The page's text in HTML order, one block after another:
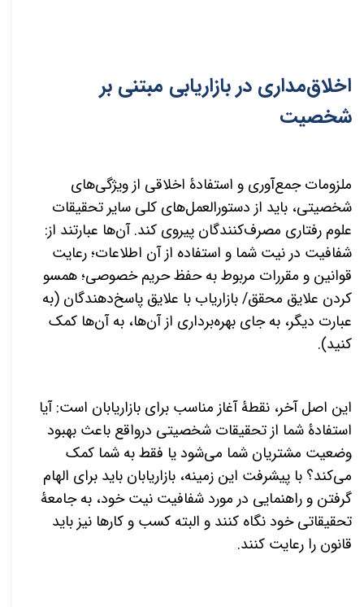
اخلاقمداری در بازاریابی مبتنی بر
شخصیت
ملزومات جمعآوری و استفادۀ اخلاقی از ویژگیهای
شخصیتی، باید از دستورالعملهای کلی سایر تحقیقات
علوم رفتاری مصرفکنندگان پیروی کند. آنها عبارتند از:
شفافیت در نیت شما و استفاده از آن اطلاعات؛ رعایت
قوانین و مقررات مربوط به حفظ حریم خصوصی؛ همسو
کردن علایق محقق/ بازاریاب با علایق پاسخدهندگان (به
عبارت دیگر، به جای بهرهبرداری از آنها، به آنها کمک
کنید).
این اصل آخر، نقطۀ آغاز مناسب برای بازاریابان است: آیا
استفادۀ شما از تحقیقات شخصیتی درواقع باعث بهبود
وضعیت مشتریان شما میشود یا فقط به شما کمک
میکند؟ با پیشرفت این زمینه، بازاریابان باید برای الهام
گرفتن و راهنمایی در مورد شفافیت نیت خود، به جامعۀ
تحقیقاتی خود نگاه کنند و البته کسب و کارها نیز باید
قانون را رعایت کنند.